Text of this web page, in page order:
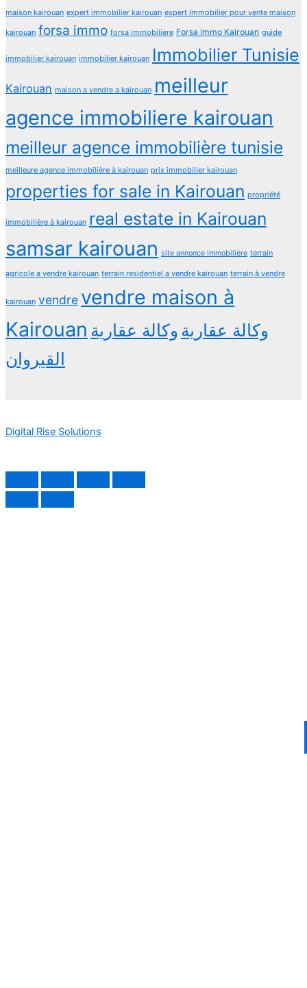
maison kairouan expert immobilier kairouan expert immobilier pour vente maison
kairouan forsa immo forsa immobiliere Forsa immo Kairouan guide
immobilier kairouan immobilier kairouan Immobilier Tunisie
Kairouan maison a vendre a kairouan meilleur
agence immobiliere kairouan
meilleur agence immobilière tunisie
meilleure agence immobilière à kairouan prix immobilier kairouan
properties for sale in Kairouan propriété
immobilière à kairouan real estate in Kairouan
samsar kairouan site annonce immobilière terrain
agricole a vendre kairouan terrain residentiel a vendre kairouan terrain à vendre
kairouan vendre vendre maison à
Kairouan
وكالة عقارية وكالة عقارية
القيروان
Digital Rise Solutions